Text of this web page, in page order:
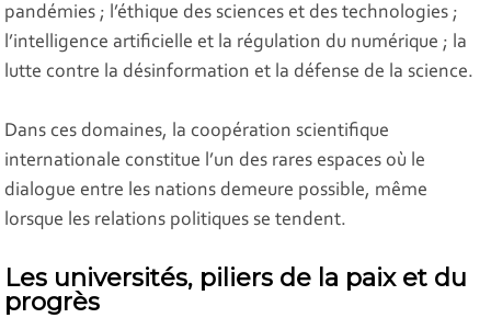
pandémies ; l’éthique des sciences et des technologies ;
l’intelligence artificielle et la régulation du numérique ; la
lutte contre la désinformation et la défense de la science.
Dans ces domaines, la coopération scientifique
internationale constitue l’un des rares espaces où le
dialogue entre les nations demeure possible, même
lorsque les relations politiques se tendent.
Les universités, piliers de la paix et du
progrès